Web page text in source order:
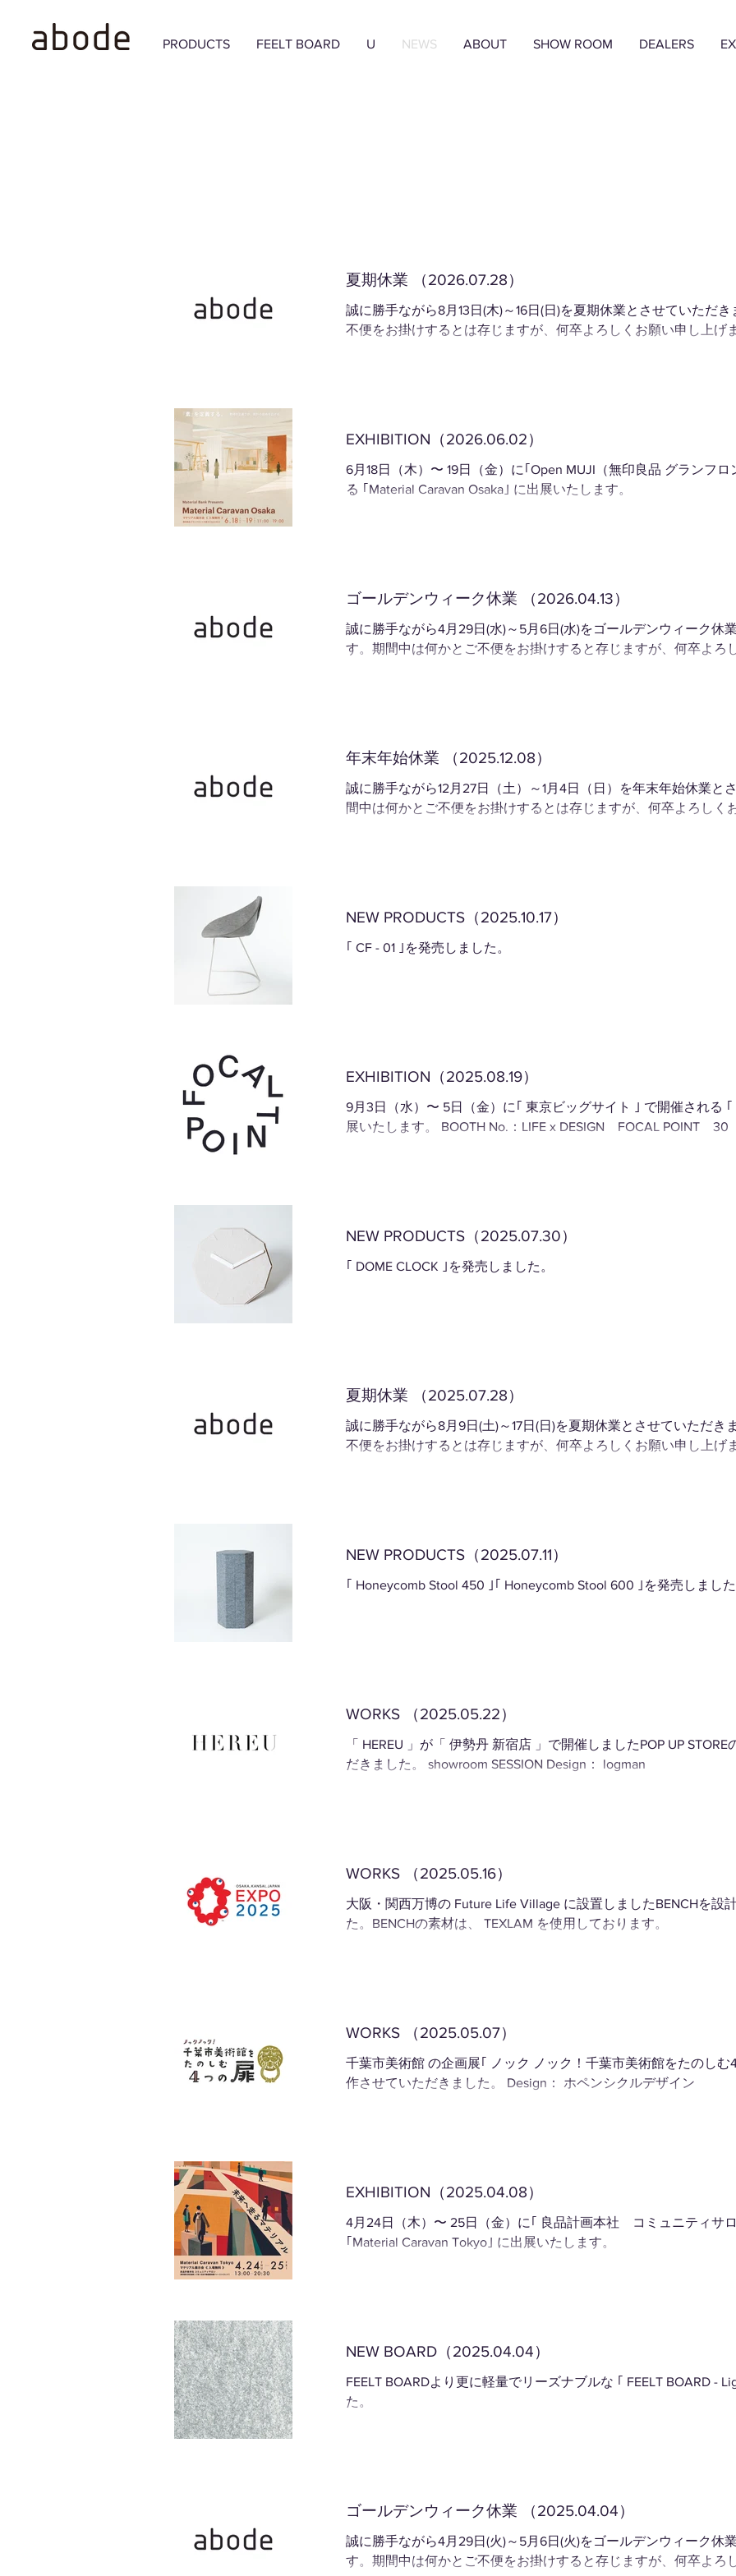
PRODUCTS FEELT BOARD U NEWS ABOUT SHOW ROOM DEALERS
夏期休業 （2026.07.28）
誠に勝手ながら8月13日(木)～16日(日)を夏期休業とさせていただ
不便をお掛けするとは存じますが、何卒よろしくお願い申し上げ
EXHIBITION（2026.06.02）
6月18日（木）〜 19日（金）に｢Open MUJI（無印良品 グランフ
る ｢Material Caravan Osaka｣ に出展いたします。
ゴールデンウィーク休業 （2026.04.13）
誠に勝手ながら4月29日(水)～5月6日(水)をゴールデンウィーク休
す。期間中は何かとご不便をお掛けすると存じますが、何卒よろ
年末年始休業 （2025.12.08）
誠に勝手ながら12月27日（土）～1月4日（日）を年末年始休業と
間中は何かとご不便をお掛けするとは存じますが、何卒よろしく
NEW PRODUCTS（2025.10.17）
｢ CF - 01 ｣を発売しました。
EXHIBITION（2025.08.19）
9月3日（水）〜 5日（金）に｢ 東京ビッグサイト ｣ で開催される
展いたします。 BOOTH No.：LIFE x DESIGN FOCAL POINT 30
NEW PRODUCTS（2025.07.30）
｢ DOME CLOCK ｣を発売しました。
夏期休業 （2025.07.28）
誠に勝手ながら8月9日(土)～17日(日)を夏期休業とさせていただき
不便をお掛けするとは存じますが、何卒よろしくお願い申し上げ
NEW PRODUCTS（2025.07.11）
｢ Honeycomb Stool 450 ｣｢ Honeycomb Stool 600 ｣を発売しました
WORKS （2025.05.22）
「 HEREU 」が「 伊勢丹 新宿店 」で開催しましたPOP UP
だきました。 showroom SESSION Design： logman
WORKS （2025.05.16）
大阪・関西万博の Future Life Village に設置しましたBENCHを設計させていただきまし
た。BENCHの素材は、 TEXLAM を使用しております。
WORKS （2025.05.07）
千葉市美術館 の企画展｢ ノック ノック！千葉市美術館をたのしむ
作させていただきました。 Design： ホペンシクルデザイン
EXHIBITION（2025.04.08）
4月24日（木）〜 25日（金）に｢ 良品計画本社 コミュニティサ
｢Material Caravan Tokyo｣ に出展いたします。
NEW BOARD（2025.04.04）
FEELT BOARDより更に軽量でリーズナブルな ｢ FEELT BOARD -
た。
ゴールデンウィーク休業 （2025.04.04）
誠に勝手ながら4月29日(火)～5月6日(火)をゴールデンウィーク休
す。期間中は何かとご不便をお掛けすると存じますが、何卒よろ